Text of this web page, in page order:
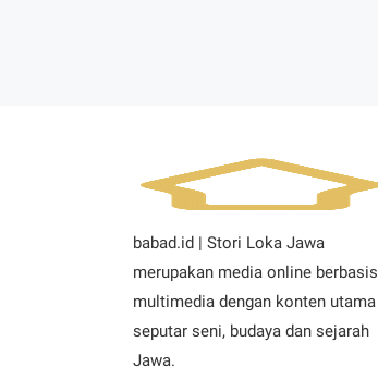
babad.id | Stori Loka Jawa
merupakan media online berbasis
multimedia dengan konten utama
seputar seni, budaya dan sejarah
Jawa.